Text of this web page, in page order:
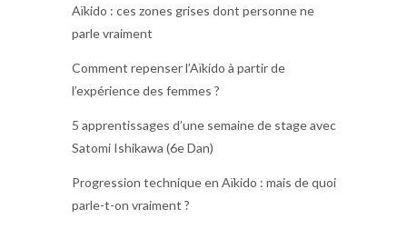
Aïkido : ces zones grises dont personne ne
parle vraiment
Comment repenser l’Aïkido à partir de
l’expérience des femmes ?
5 apprentissages d’une semaine de stage avec
Satomi Ishikawa (6e Dan)
Progression technique en Aïkido : mais de quoi
parle-t-on vraiment ?